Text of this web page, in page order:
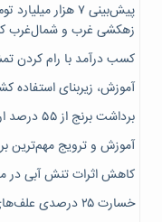
پیش‌بینی ۷‌ هزار
زهکشی غرب و شمال‌غرب
کسب درآمد با رام کردن
آموزش، زیربنای استفاده
برداشت برنج از ۵۵ درصد اراضی شالیکاری گیلان
آموزش و ترویج مهم‌ترین
کاهش اثرات تنش آبی در
خسارت ۲۵ درصدی علف‌های هرز به محصولات کشاورزی